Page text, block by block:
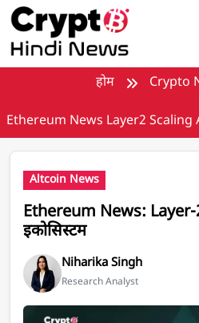
मुख्य सामग्री पर जाएँ
होम Crypto
Ethereum News Layer2
Update
Altcoin News
Ethereum News: Layer-
इकोसिस्टम
Niharika Singh
Research Analyst
Ethereum News